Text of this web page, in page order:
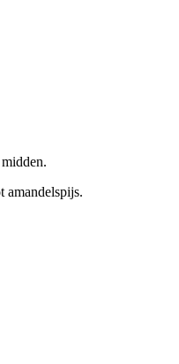
amandelspijs.